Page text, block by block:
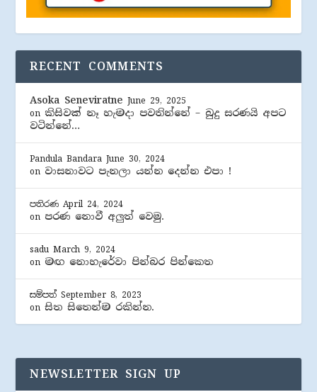
RECENT COMMENTS
Asoka Seneviratne June 29, 2025
on කිසිවක් නෑ හැමදා පවතින්නේ – බුදු සරණයි අපට
වටින්නේ…
Pandula Bandara June 30, 2024
on වාසනාවට පැනලා යන්න දෙන්න එපා !
පතිරණ April 24, 2024
on පරණ නොවී අලුත් වෙමු.
sadu March 9, 2024
on මඟ නොහැරේවා පින්බර පින්කෙත
සම්පත් September 8, 2023
onසිත සිතෙන්ම රකින්න.
NEWSLETTER SIGN UP